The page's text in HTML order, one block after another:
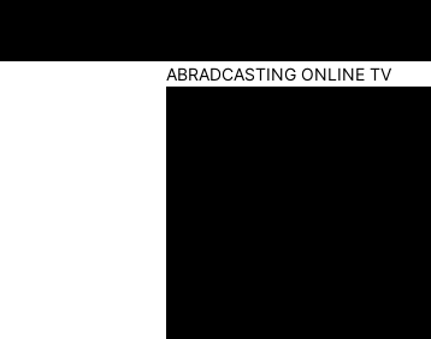
ABRADCASTING ONLINE TV